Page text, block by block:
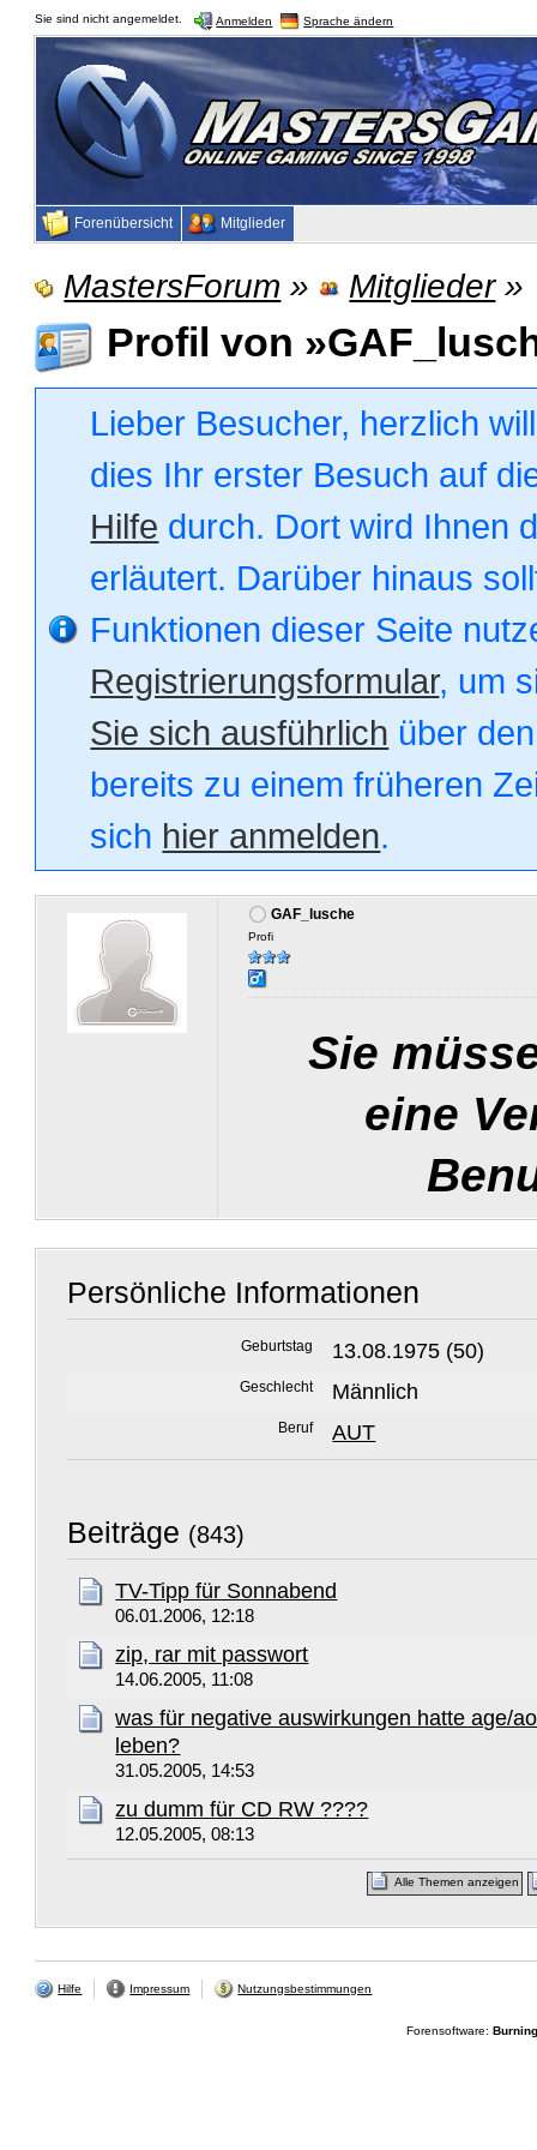
Sie sind nicht angemeldet. Anmelden Sprache ändern
Forenübersicht Mitglieder
MastersForum » Mitglieder»
Profil von
Lieber Besucher, herzlich
dies Ihr erster Besuch auf
Hilfe durch. Dort wird Ihnen
erläutert. Darüber hinaus
Funktionen dieser Seite
Registrierungsformular, um
Sie sich ausführlich über
bereits zu einem früheren
sich hier anmelden.
GAF_lusche
Profi
Sie
eine
Persönliche Informationen
Geburtstag 13.08.1975 (50)
Geschlecht Männlich
Beruf AUT
Beiträge (843)
TV-Tipp für Sonnabend
06.01.2006, 12:18
zip, rar mit passwort
14.06.2005, 11:08
was für negative auswirkungen hatte age/
leben?
31.05.2005, 14:53
zu dumm für CD RW ????
12.05.2005, 08:13
Alle Themen anzeigen
Hilfe Impressum Nutzungsbestimmungen
Forensoftware: